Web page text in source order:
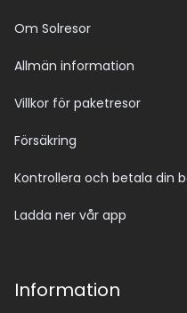
Om Solresor
Allmän information
Villkor för paketresor
Försäkring
Kontrollera och betala din
Ladda ner vår app
Information